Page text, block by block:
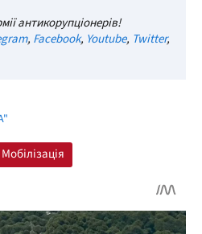
антикорупціонерів!
, Facebook, Youtube, Twitter,
Мобілізація